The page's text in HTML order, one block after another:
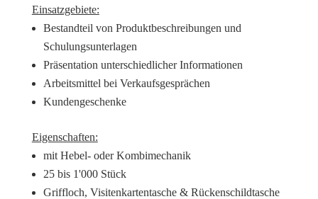
Einsatzgebiete:
Bestandteil von Produktbeschreibungen und
Schulungsunterlagen
Präsentation unterschiedlicher Informationen
Arbeitsmittel bei Verkaufsgesprächen
Kundengeschenke
Eigenschaften:
mit Hebel- oder Kombimechanik
25 bis 1'000 Stück
Griffloch, Visitenkartentasche & Rückenschildtasche